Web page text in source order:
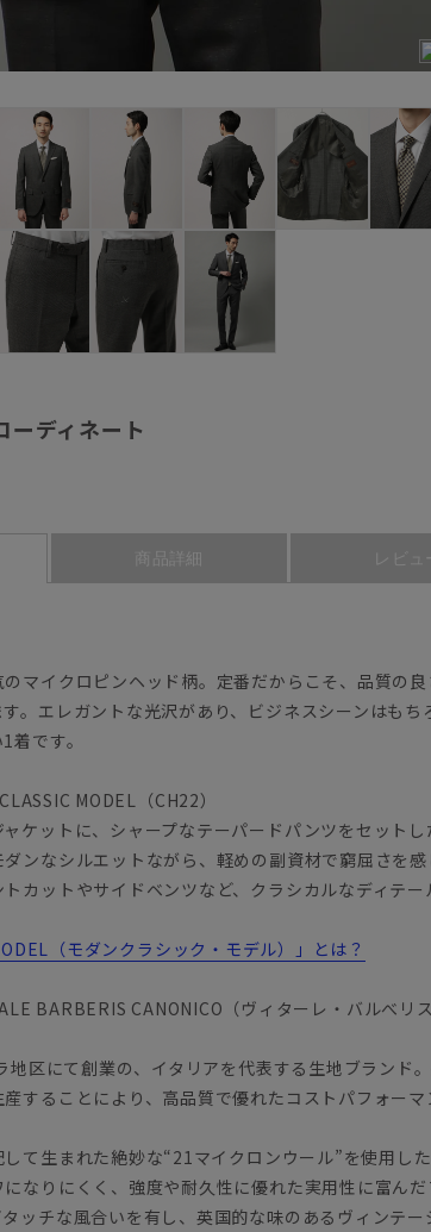
ーディネート
商品詳細 レビュ
マイクロピンヘッド柄。定番だからこそ、品質の
。エレガントな光沢があり、ビジネスシーンはもち
着です。
MODEL（CH22）
ケットに、シャープなテーパードパンツをセットし
ンなシルエットながら、軽めの副資材で窮屈さを
カットやサイドベンツなど、クラシカルなディテー
（モダンクラシック・モデル）」とは？
BARBERIS CANONICO（ヴィターレ・バルべリ
地区にて創業の、イタリアを代表する生地ブランド
することにより、高品質で優れたコストパフォーマ
て生まれた絶妙な“21マイクロンウール”を使用し
なりにくく、強度や耐久性に優れた実用性に富んだ
ッチな風合いを有し、英国的な味のあるヴィンテー